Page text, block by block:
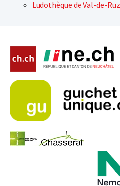
Ludothèque de Val-de-Ruz